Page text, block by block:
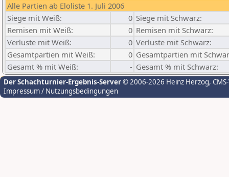
Alle Partien ab Eloliste 1. Juli 2006
Siege mit Weiß:
0 Siege mit Schwarz:
Remisen mit Weiß:
0 Remisen mit Schwarz:
Verluste mit Weiß:
0 Verluste mit Schwarz:
Gesamtpartien mit Weiß:
0 Gesamtpartien mit
Gesamt % mit Weiß:
- Gesamt % mit Schwarz:
Der Schachturnier-Ergebnis-Server© 2006-2026 Heinz Herzog,
Impressum / Nutzungsbedingungen